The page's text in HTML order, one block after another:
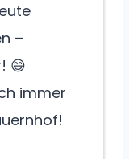
–
😄
immer